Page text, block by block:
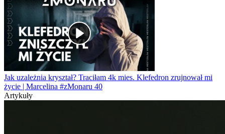
Jak uzależnia kryształ? Traciłam 4k mies. Klefedron zrujnował mi
życie | Marcelina #zMonaru 40
Artykuły